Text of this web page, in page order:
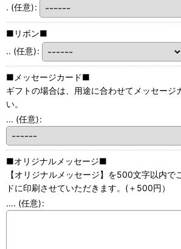
. (任意):
■リボン■
.. (任意):
■メッセージカード■
ギフトの場合は、用途に合わせてメッセージ
い。
... (任意):
■オリジナルメッセージ■
【オリジナルメッセージ】を500文字以内で
ドに印刷させていただきます。(＋500円）
.... (任意):